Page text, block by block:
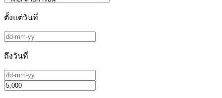
ตั้งแต่วันที่
ถึงวันที่